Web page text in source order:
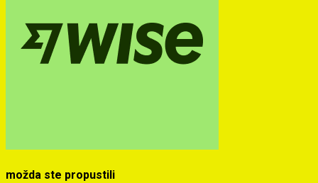
možda ste propustili